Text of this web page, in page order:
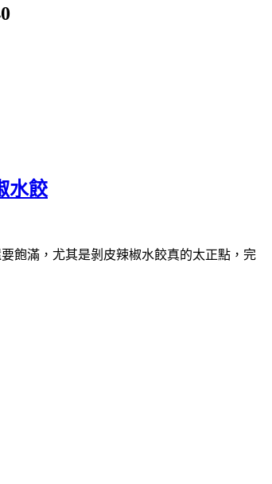
水餃
飽滿，尤其是剝皮辣椒水餃真的太正點，完